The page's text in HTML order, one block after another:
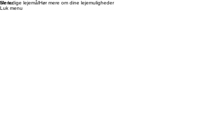
Se ledige lejemålHør mere om dine lejemuligheder
Menu
Luk menu